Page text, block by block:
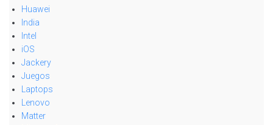
Huawei
India
Intel
iOS
Jackery
Juegos
Laptops
Lenovo
Matter